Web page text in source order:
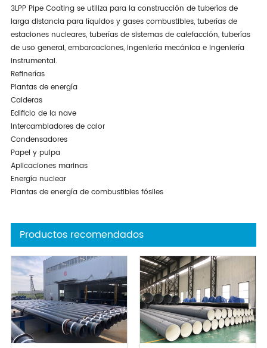
3LPP Pipe Coating se utiliza para la construcción de tuberías de
larga distancia para líquidos y gases combustibles, tuberías de
estaciones nucleares, tuberías de sistemas de calefacción, tuberías
de uso general, embarcaciones, ingeniería mecánica e ingeniería
instrumental.
Refinerías
Plantas de energía
Calderas
Edificio de la nave
Intercambiadores de calor
Condensadores
Papel y pulpa
Aplicaciones marinas
Energía nuclear
Plantas de energía de combustibles fósiles
Productos recomendados